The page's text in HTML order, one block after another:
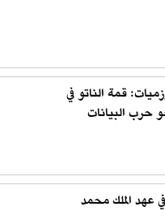
قمة الناتو في
حرب البيانات
عهد الملك محمد